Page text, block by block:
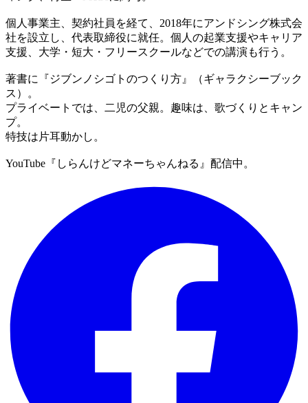
個人事業主、契約社員を経て、2018年にアンドシング株式会
社を設立し、代表取締役に就任。個人の起業支援やキャリア
支援、大学・短大・フリースクールなどでの講演も行う。
著書に『ジブンノシゴトのつくり方』（ギャラクシーブック
ス）。
プライベートでは、二児の父親。趣味は、歌づくりとキャン
プ。
特技は片耳動かし。
YouTube『しらんけどマネーちゃんねる』配信中。